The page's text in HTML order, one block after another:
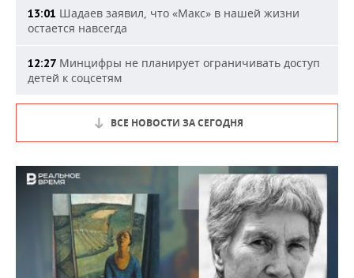
13:01 Шадаев заявил, что «Макс» в нашей жизни
остается навсегда
12:27 Минцифры не планирует ограничивать доступ
детей к соцсетям
ВСЕ НОВОСТИ ЗА СЕГОДНЯ